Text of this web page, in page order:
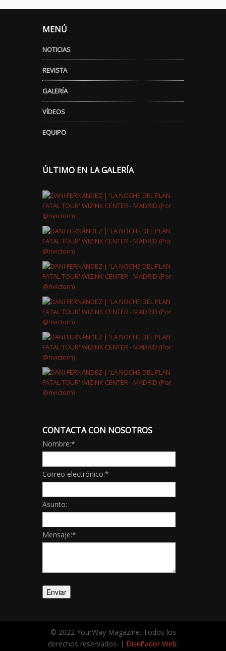
MENÚ
NOTICIAS
REVISTA
GALERÍA
VÍDEOS
EQUIPO
ÚLTIMO EN LA GALERÍA
CONTACTA CON NOSOTROS
Nombre:*
Correo electrónico:*
Asunto:
Mensaje:*
© 2022 YourWay Magazine. Todos los
derechos reservados. | Diseñador Web: